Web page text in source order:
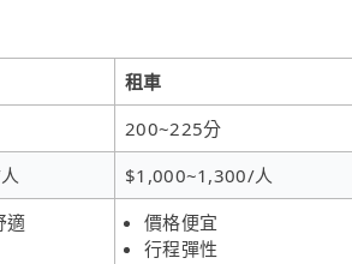
租車
200~225分
$1,000~1,300/人
適
價格便宜
行程彈性